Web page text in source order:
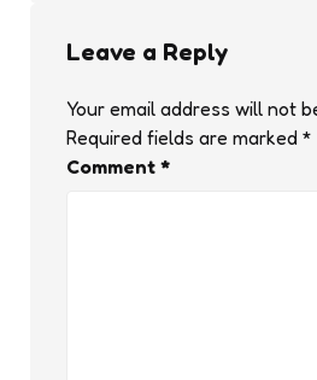
Leave a Reply
Your email address will not
Required fields are marked *
Comment *